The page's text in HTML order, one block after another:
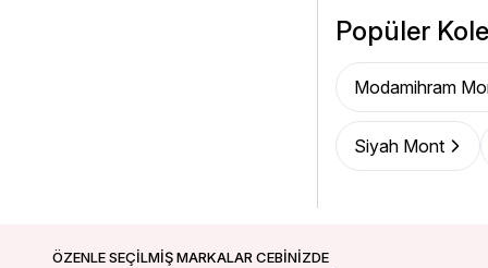
Popüler
Modamihram
Siyah Mont
ÖZENLE SEÇİLMİŞ MARKALAR CEBİNİZDE